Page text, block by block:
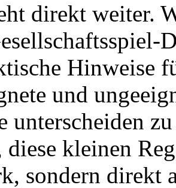
direkt weiter.
Hinweise
und
unterscheiden
diese kleinen
sondern direkt